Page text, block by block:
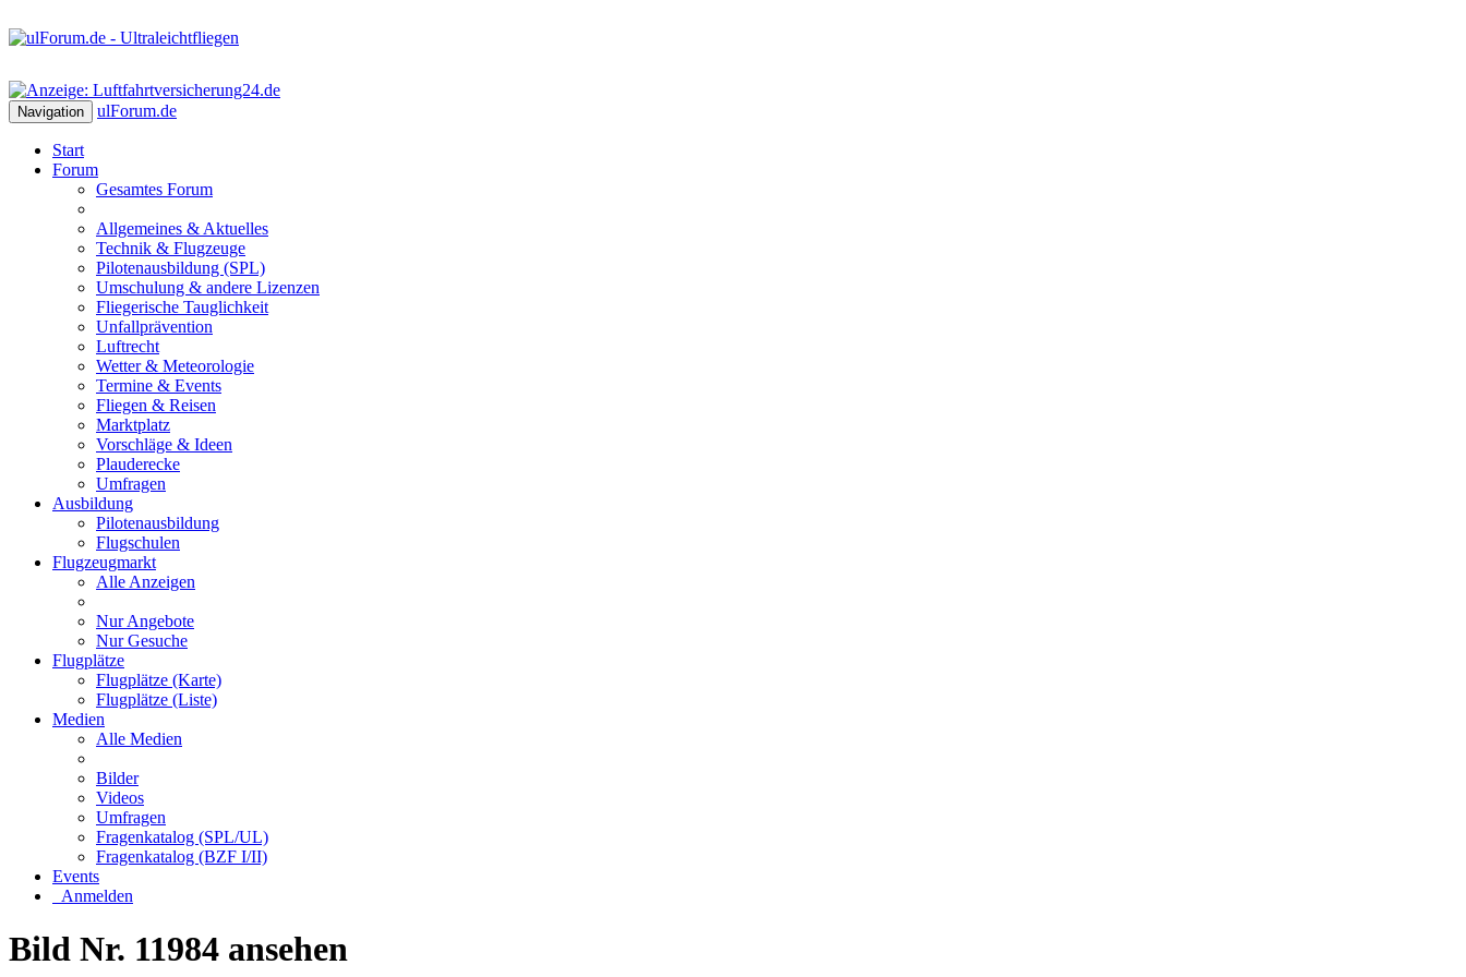
Navigation ulForum.de
Start
Forum
Gesamtes Forum
Allgemeines & Aktuelles
Technik & Flugzeuge
Pilotenausbildung (SPL)
Umschulung & andere Lizenzen
Fliegerische Tauglichkeit
Unfallprävention
Luftrecht
Wetter & Meteorologie
Termine & Events
Fliegen & Reisen
Marktplatz
Vorschläge & Ideen
Plauderecke
Umfragen
Ausbildung
Pilotenausbildung
Flugschulen
Flugzeugmarkt
Alle Anzeigen
Nur Angebote
Nur Gesuche
Flugplätze
Flugplätze (Karte)
Flugplätze (Liste)
Medien
Alle Medien
Bilder
Videos
Umfragen
Fragenkatalog (SPL/UL)
Fragenkatalog (BZF I/II)
Events
Anmelden
Bild Nr. 11984 ansehen